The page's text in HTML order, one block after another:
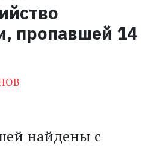
пропавшей 14
найдены с